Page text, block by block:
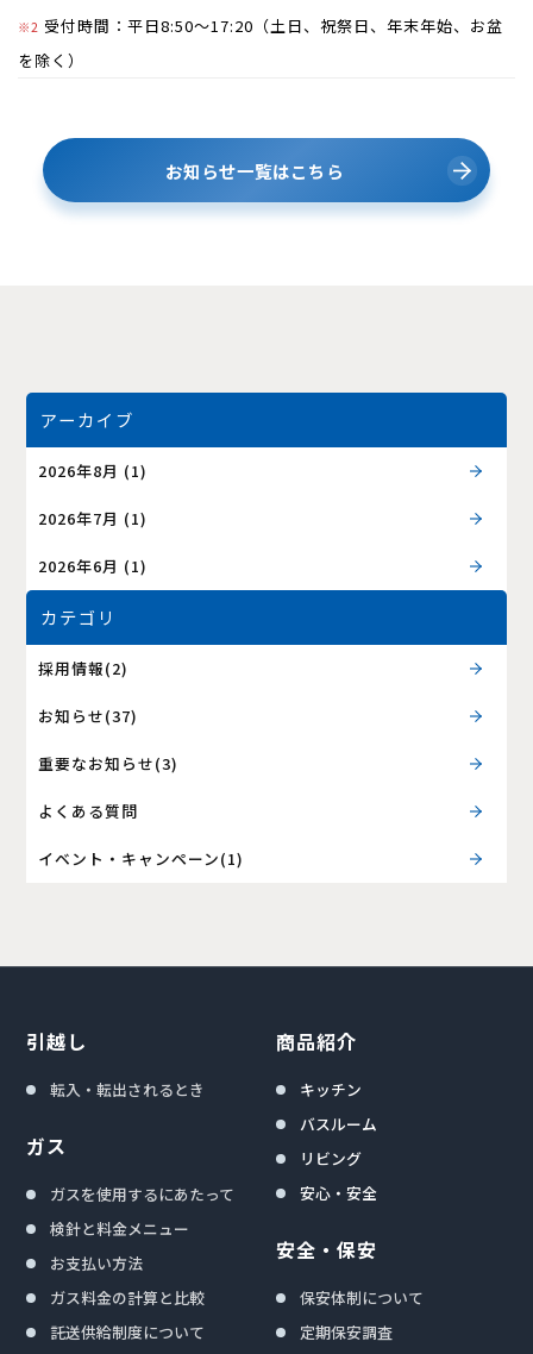
アーカイブ
2026年8月 (1)
2026年7月 (1)
2026年6月 (1)
カテゴリ
採用情報(2)
お知らせ(37)
重要なお知らせ(3)
よくある質問
イベント・キャンペーン(1)
※2 受付時間：平日8:50～17:20（土日、祝祭日、年末年始、お盆
を除く）
お知らせ一覧はこちら
引越し
転入・転出されるとき
ガス
ガスを使用するにあたって
検針と料金メニュー
お支払い方法
ガス料金の計算と比較
託送供給制度について
商品紹介
キッチン
バスルーム
リビング
安心・安全
安全・保安
保安体制について
定期保安調査